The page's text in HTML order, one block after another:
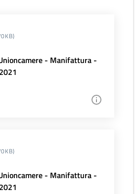
- Manifattura -
- Manifattura -